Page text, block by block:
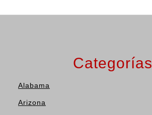
Categorías
Alabama
Arizona